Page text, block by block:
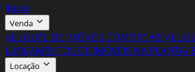
Início
Venda
ALUGUEL DE IMÓVEIS COMERCIAIS
LANÇAMENTOS DE IMÓVEIS NA PLANTA/
Locação